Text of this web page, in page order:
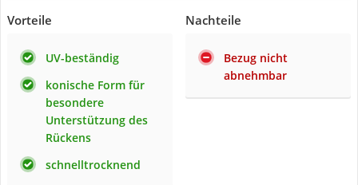
Vorteile
UV-beständig
konische Form für
besondere
Unterstützung des
Rückens
schnelltrocknend
Nachteile
Bezug nicht
abnehmbar